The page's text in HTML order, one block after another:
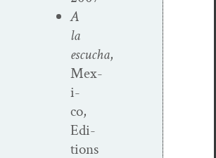
A
la
escucha,
Mex­
i­
co,
Edi­
tions